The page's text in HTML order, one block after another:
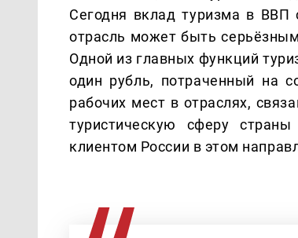
Сегодня вклад туризма в ВВП
отрасль может быть
Одной из главных функций
один рубль, потраченный на
рабочих мест в отраслях,
туристическую сферу
клиентом России в этом